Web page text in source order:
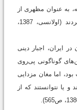
به عنوان مظهری از
شجاعت، قهرمانی و وفاداری به سایر بلاد بردند (اولانسی، 1387،
ایران، اجبار دینی
گوناگونی پی‌روی
اما مغان مزدایی
یا نتوانستند که از